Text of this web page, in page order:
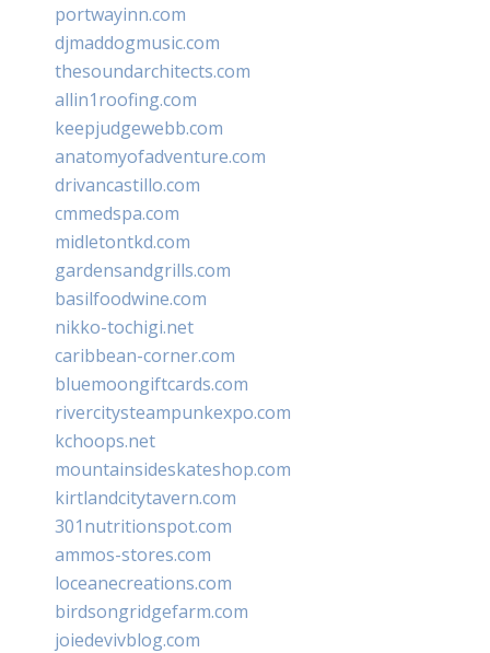
portwayinn.com
djmaddogmusic.com
thesoundarchitects.com
allin1roofing.com
keepjudgewebb.com
anatomyofadventure.com
drivancastillo.com
cmmedspa.com
midletontkd.com
gardensandgrills.com
basilfoodwine.com
nikko-tochigi.net
caribbean-corner.com
bluemoongiftcards.com
rivercitysteampunkexpo.com
kchoops.net
mountainsideskateshop.com
kirtlandcitytavern.com
301nutritionspot.com
ammos-stores.com
loceanecreations.com
birdsongridgefarm.com
joiedevivblog.com